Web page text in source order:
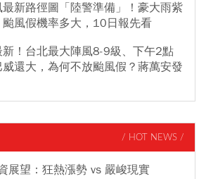
新路徑圖「陸警準備」！豪大雨紫
風假機率多大，10日報先看
！台北最大陣風8-9級、下午2點
還大，為何不放颱風假？蔣萬安發
/ HOT NEWS /
展望：狂熱漲勢 vs 嚴峻現實